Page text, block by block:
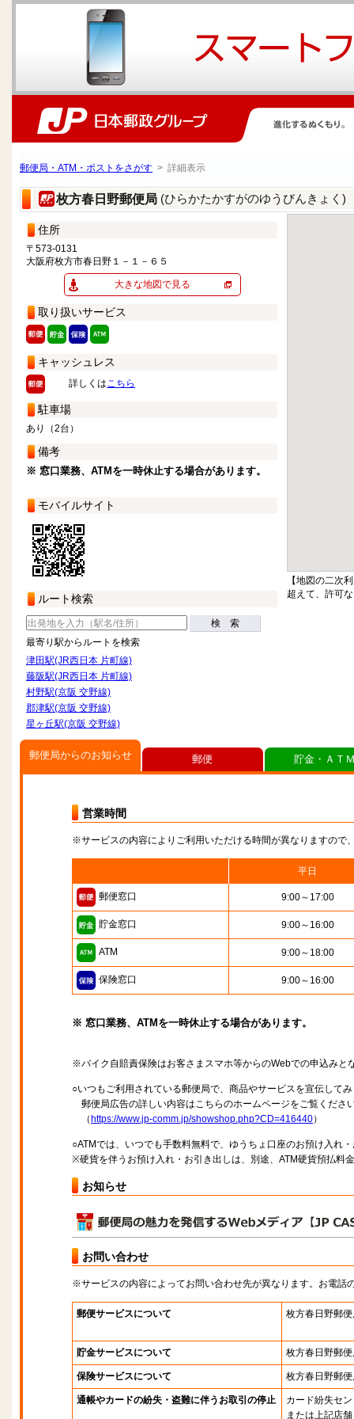
郵便局・ATM・ポストをさがす > 詳細表示
枚方春日野郵便局 (ひらかたかすがのゆうびんきょく)
住所
〒573-0131
大阪府枚方市春日野１－１－６５
大きな地図で見る
取り扱いサービス
キャッシュレス
詳しくはこちら
駐車場
あり（2台）
備考
※ 窓口業務、ATMを一時休止する場合があります。
モバイルサイト
ルート検索
検 索
最寄り駅からルートを検索
津田駅(JR西日本 片町線)
藤阪駅(JR西日本 片町線)
村野駅(京阪 交野線)
郡津駅(京阪 交野線)
星ヶ丘駅(京阪 交野線)
【地図の二次
超えて、許可
郵便局からのお知らせ
営業時間
※サービスの内容によりご利用いただける時間が異なりますので
平日
郵便窓口 9:00～17:00
貯金窓口 9:00～16:00
ATM 9:00～18:00
保険窓口 9:00～16:00
※ 窓口業務、ATMを一時休止する場合があります。
※バイク自賠責保険はお客さまスマホ等からのWebでの申込みと
○いつもご利用されている郵便局で、商品やサービスを宣伝して
郵便局広告の詳しい内容はこちらのホームページをご覧くださ
（ https://www.jp-comm.jp/showshop.php?CD=416440）
○ATMでは、いつでも手数料無料で、ゆうちょ口座のお預け入れ
※硬貨を伴うお預け入れ・お引き出しは、別途、ATM硬貨預払料
お知らせ
お問い合わせ
※サービスの内容によってお問い合わせ先が異なります。お電話
郵便サービスについて 枚方春日野郵
貯金サービスについて 枚方春日野郵
保険サービスについて 枚方春日野郵
通帳やカードの紛失・盗難に伴うお取引の停止
カード紛失セ
または上記店舗
郵便 貯金・ＡＴ